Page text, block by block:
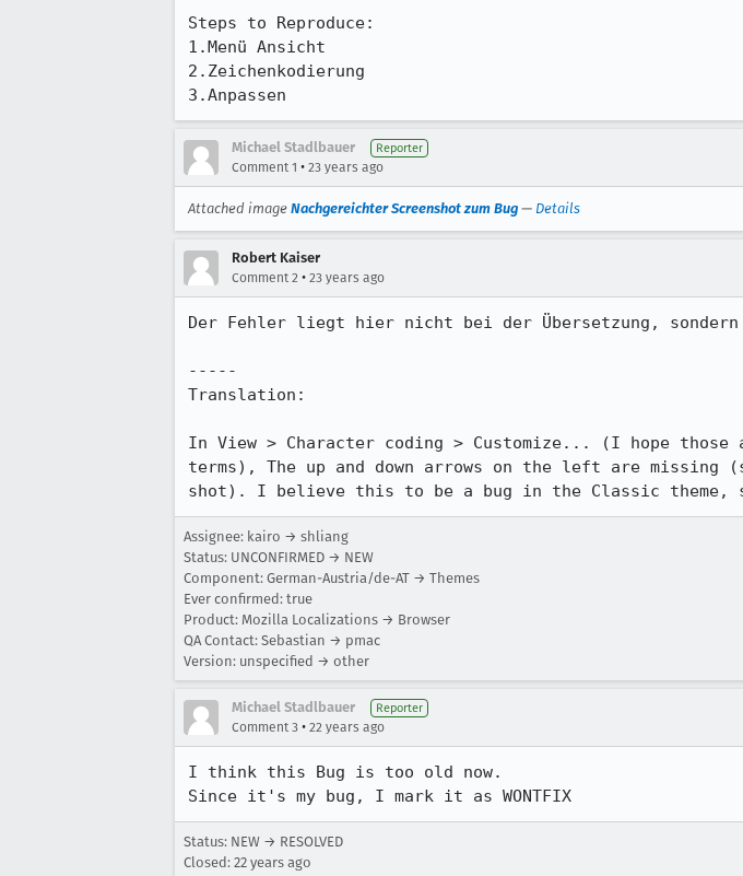
Steps to Reproduce:
1.Menü Ansicht
2.Zeichenkodierung
3.Anpassen
Michael Stadlbauer Reporter
Comment 1 • 23 years ago
Attached image Nachgereichter Screenshot zum Bug — Details
Robert Kaiser
Comment 2 • 23 years ago
Der Fehler liegt hier nicht bei der Übersetzung, sondern
-----
Translation:
In View > Character coding > Customize... (I hope
terms), The up and down arrows on the left are missing
shot). I believe this to be a bug in the Classic theme,
Assignee: kairo → shliang
Status: UNCONFIRMED → NEW
Component: German-Austria/de-AT → Themes
Ever confirmed: true
Product: Mozilla Localizations → Browser
QA Contact: Sebastian → pmac
Version: unspecified → other
Michael Stadlbauer Reporter
Comment 3 • 22 years ago
I think this Bug is too old now.
Since it's my bug, I mark it as WONTFIX
Status: NEW → RESOLVED
Closed: 22 years ago